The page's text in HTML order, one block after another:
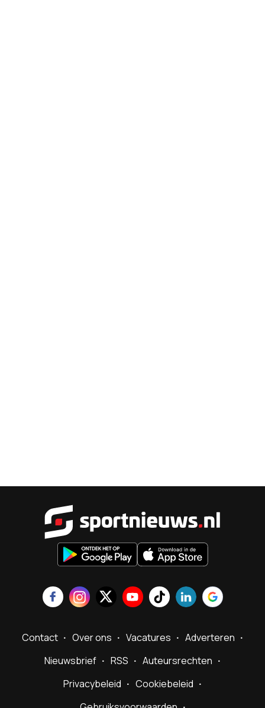
Contact Over ons Vacatures
Adverteren
Nieuwsbrief
RSS
Auteursrechten
Privacybeleid
Cookiebeleid